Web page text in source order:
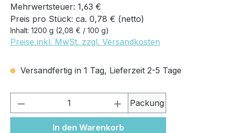
Mehrwertsteuer: 1,63 €
Preis pro Stück: ca. 0,78 € (netto)
Inhalt: 1200 g (2,08 € / 100 g)
Preise inkl. MwSt. zzgl. Versandkosten
Versandfertig in 1 Tag, Lieferzeit 2-5 Tage
Produkt Anzahl: Gib den
Packung
In den Warenkorb